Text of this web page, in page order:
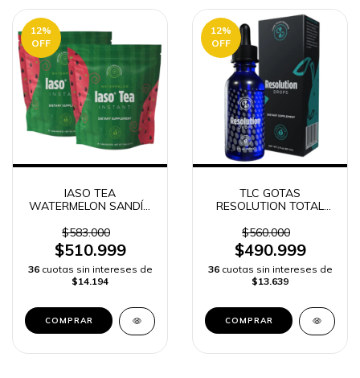
12%
OFF
IASO TEA
WATERMELON SANDÍA
LIFE CHANGES TLC 50
SOBRES
$583.000
$510.999
36 cuotas sin intereses de
$14.194
12%
OFF
TLC GOTAS
RESOLUTION TOTAL
$560.000
$490.999
36 cuotas sin intereses de
$13.639